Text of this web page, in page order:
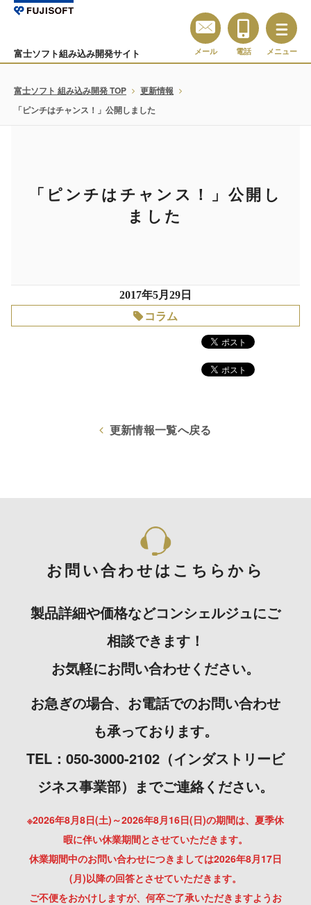
富士ソフト組み込み開発サイト メール 電話 メニュー
富士ソフト 組み込み開発 TOP
更新情報
「ピンチはチャンス！」公開しました
「ピンチはチャンス！」公開し
ました
2017年5月29日
コラム
更新情報一覧へ戻る
お問い合わせはこちらから
製品詳細や価格などコンシェルジュにご
相談できます！
お気軽にお問い合わせください。
お急ぎの場合、お電話でのお問い合わせ
も承っております。
TEL：050-3000-2102（インダストリービ
ジネス事業部）までご連絡ください。
※2026年8月8日(土)～2026年8月16日(日)の期間は、夏季休
暇に伴い休業期間とさせていただきます。
休業期間中のお問い合わせにつきましては2026年8月17日
(月)以降の回答とさせていただきます。
ご不便をおかけしますが、何卒ご了承いただきますようお